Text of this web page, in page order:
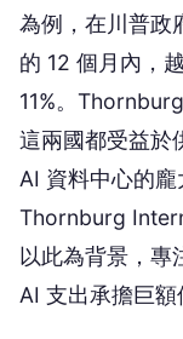
為例，在川普政
的 12 個月內，
11%。
這兩國都受益於
AI 資料中心的
Thornburg
以此為背景，專
AI 支出承擔巨額